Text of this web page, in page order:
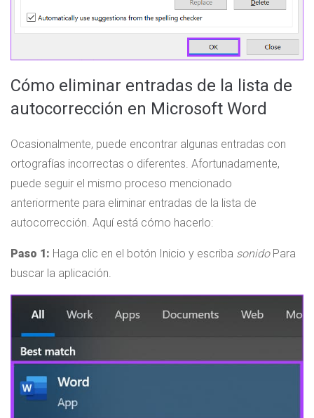
Cómo eliminar entradas de la lista de
autocorrección en Microsoft Word
Ocasionalmente, puede encontrar algunas entradas con
ortografías incorrectas o diferentes. Afortunadamente,
puede seguir el mismo proceso mencionado
anteriormente para eliminar entradas de la lista de
autocorrección. Aquí está cómo hacerlo:
Paso 1: Haga clic en el botón Inicio y escriba sonidoPara
buscar la aplicación.